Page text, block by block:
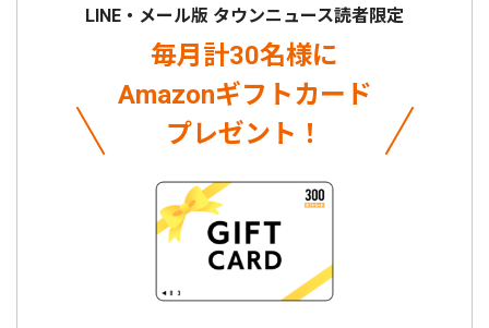
LINE・メール版 タウンニュース読者限定
毎月計30名様に
Amazonギフトカード
プレゼント！